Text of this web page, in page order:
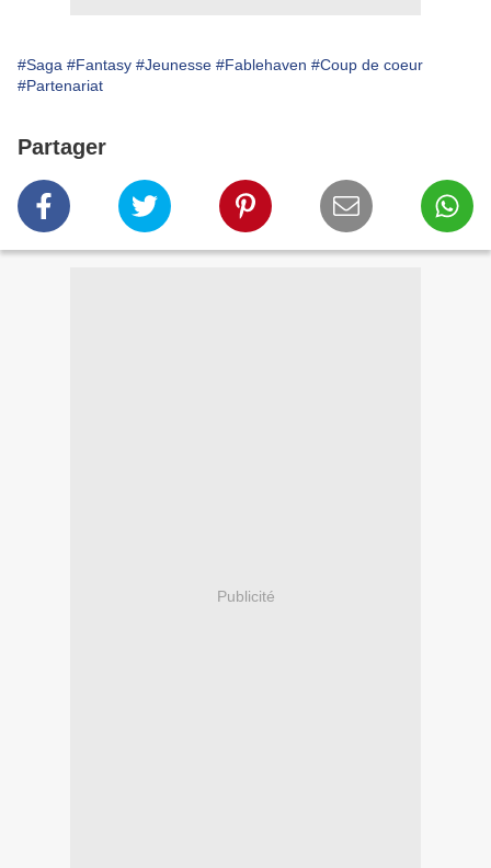
#Saga #Fantasy #Jeunesse #Fablehaven #Coup de coeur
#Partenariat
Partager
Publicité